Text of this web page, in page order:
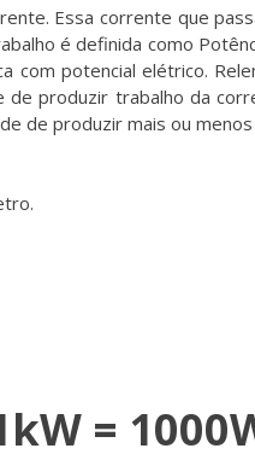
Essa corrente que
é definida como
com potencial elétrico.
de produzir trabalho da
de produzir mais ou
=